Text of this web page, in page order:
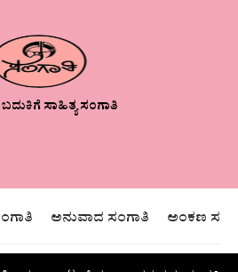
ಸಾಹಿತ್ಯ ಸಂಗಾತಿ
ಅನುವಾದ ಸಂಗಾತಿ ಅಂಕಣ